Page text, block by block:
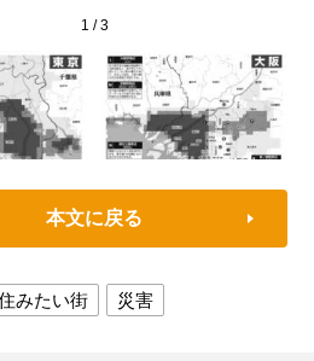
1 /3
本文に戻る
みたい街 災害